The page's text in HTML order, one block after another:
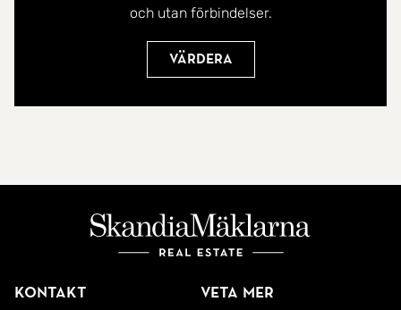
och utan förbindelser.
Värdera
Kontakt
Veta mer